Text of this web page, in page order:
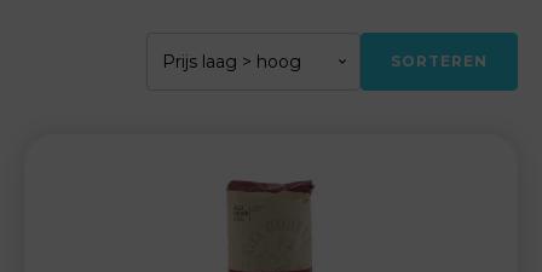
SORTEREN